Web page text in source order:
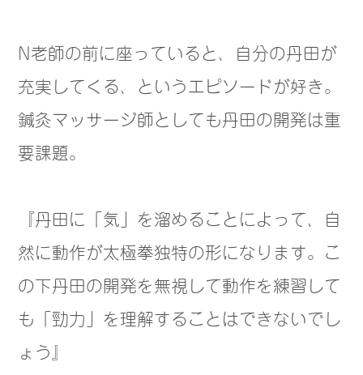
N老師の前に座っていると、自分の丹田が
充実してくる、というエピソードが好き。
鍼灸マッサージ師としても丹田の開発は重
要課題。
『丹田に「気」を溜めることによって、自
然に動作が太極拳独特の形になります。こ
の下丹田の開発を無視して動作を練習して
も「勁力」を理解することはできないでし
ょう』